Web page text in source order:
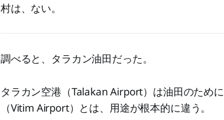
村は、ない。
調べると、タラカン油田だった。
タラカン空港（Talakan Airport）は油田のため
（Vitim Airport）とは、用途が根本的に違う。